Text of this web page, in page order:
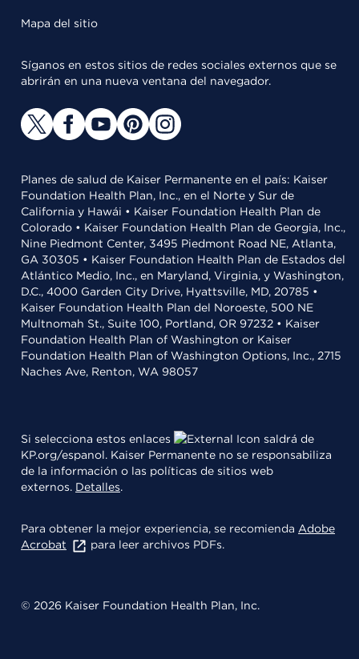
Mapa del sitio
Síganos en estos sitios de redes sociales externos que se
abrirán en una nueva ventana del navegador.
Planes de salud de Kaiser Permanente en el país: Kaiser
Foundation Health Plan, Inc., en el Norte y Sur de
California y Hawái • Kaiser Foundation Health Plan de
Colorado • Kaiser Foundation Health Plan de Georgia, Inc.,
Nine Piedmont Center, 3495 Piedmont Road NE, Atlanta,
GA 30305 • Kaiser Foundation Health Plan de Estados del
Atlántico Medio, Inc., en Maryland, Virginia, y Washington,
D.C., 4000 Garden City Drive, Hyattsville, MD, 20785 •
Kaiser Foundation Health Plan del Noroeste, 500 NE
Multnomah St., Suite 100, Portland, OR 97232 • Kaiser
Foundation Health Plan of Washington or Kaiser
Foundation Health Plan of Washington Options, Inc., 2715
Naches Ave, Renton, WA 98057
Si selecciona estos enlaces
saldrá de
KP.org/espanol. Kaiser Permanente no se responsabiliza
de la información o las políticas de sitios web
externos. Detalles.
Para obtener la mejor experiencia, se recomienda Adobe
Acrobat
para leer archivos PDFs.
© 2026 Kaiser Foundation Health Plan, Inc.